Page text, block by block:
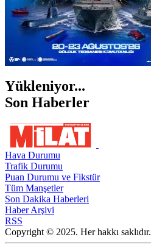
Yükleniyor...
Son Haberler
Hava Durumu
Trafik Durumu
Puan Durumu ve Fikstür
Tüm Manşetler
Son Dakika Haberleri
Haber Arşivi
RSS
Copyright © 2025. Her hakkı saklıdır.